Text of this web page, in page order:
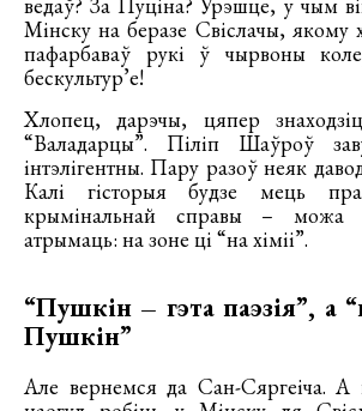
Мінску на беразе Свіслачы, якому
пафарбаваў рукі ў чырвоны
бескультур’е!
Хлопец, дарэчы, цяпер
“Валадарцы”. Піліп Шаўроў
інтэлігентны. Пару разоў неяк
Калі гісторыя будзе мець
крымінальнай справы – можа
атрымаць: на зоне ці “на хіміі”.
“Пушкін – гэта паэзія”, а
Пушкін”
Але вернемся да Сан-Сяргеіча.